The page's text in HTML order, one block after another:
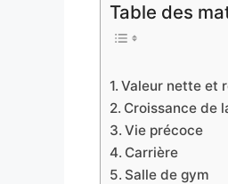
Table des
Valeur nette et
Croissance de
Vie précoce
Carrière
Salle de gym